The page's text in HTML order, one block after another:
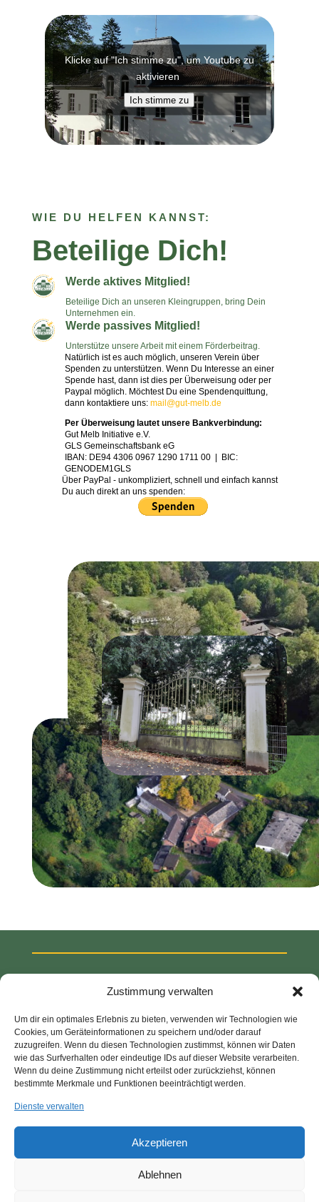
Zustimmung verwalten
Um dir ein optimales Erlebnis zu bieten, verwenden wir Technologien wie
Cookies, um Geräteinformationen zu speichern und/oder darauf
zuzugreifen. Wenn du diesen Technologien zustimmst, können wir Daten
wie das Surfverhalten oder eindeutige IDs auf dieser Website verarbeiten.
Wenn du deine Zustimmung nicht erteilst oder zurückziehst, können
bestimmte Merkmale und Funktionen beeinträchtigt werden.
Dienste verwalten
Akzeptieren
Ablehnen
Klicke auf "Ich stimme zu", um Youtube zu
aktivieren
Ich stimme zu
WIE DU HELFEN KANNST:
Beteilige Dich!
Werde aktives Mitglied!
Beteilige Dich an unseren Kleingruppen, bring Dein
Unternehmen ein.
Werde passives Mitglied!
Unterstütze unsere Arbeit mit einem Förderbeitrag.
Natürlich ist es auch möglich, unseren Verein über
Spenden zu unterstützen. Wenn Du Interesse an einer
Spende hast, dann ist dies per Überweisung oder per
Paypal möglich. Möchtest Du eine Spendenquittung,
dann kontaktiere uns: mail@gut-melb.de
Per Überweisung lautet unsere Bankverbindung:
Gut Melb Initiative e.V.
GLS Gemeinschaftsbank eG
IBAN: DE94 4306 0967 1290 1711 00 | BIC:
GENODEM1GLS
Über PayPal - unkompliziert, schnell und einfach kannst
Du auch direkt an uns spenden:
Rüdesheimer Str. 25
mail@gut-melb.de